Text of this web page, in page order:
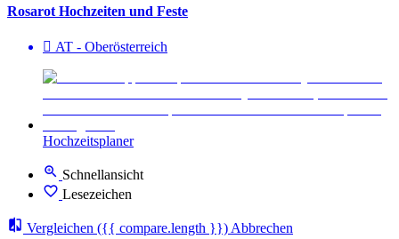
Rosarot Hochzeiten und Feste
AT - Ober­österreich
Hochzeitsplaner
Schnellansicht
Lesezeichen
Vergleichen ({{ compare.length }}) Abbrechen